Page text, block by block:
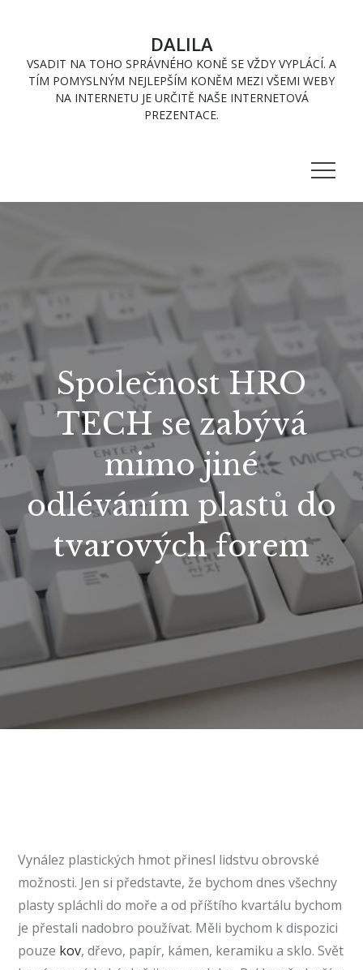
content
DALILA
VSADIT NA TOHO SPRÁVNÉHO KONĚ SE VŽDY VYPLÁCÍ. A
TÍM POMYSLNÝM NEJLEPŠÍM KONĚM MEZI VŠEMI WEBY
NA INTERNETU JE URČITĚ NAŠE INTERNETOVÁ
PREZENTACE.
Společnost HRO
TECH se zabývá
mimo jiné
odléváním plastů do
tvarových forem
Vynález plastických hmot přinesl lidstvu obrovské
možnosti. Jen si představte, že bychom dnes všechny
plasty spláchli do moře a od příštího kvartálu bychom
je přestali nadobro používat. Měli bychom k dispozici
pouze kov, dřevo, papír, kámen, keramiku a sklo.Svět